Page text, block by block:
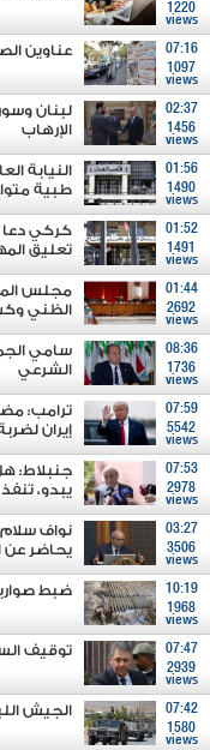
1220
views
07:16
1097
views
عناوين الصحف 6
02:37
1456
views
لبنان
الإرهاب
01:56
1490
views
النيابة
طبية
01:52
1491
views
كركي دعا
تعليق
01:44
2692
views
مجلس
الظني
08:36
1736
views
سامي
الشرعي
07:59
5542
views
ترامب:
إيران
07:53
2978
views
جنبلاط:
يبدو، تنفذ
03:27
3506
views
نواف
يحاضر عن
10:19
1968
views
ضبط
07:47
2939
views
توقيف
07:42
1580
views
الجيش